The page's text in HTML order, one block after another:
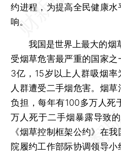
约进程，为提高全民健康
响。
我国是世界上最大的烟
受烟草危害最严重的国家
3亿，15岁以上人群吸烟率
人群遭受二手烟危害。烟
负担，每年有100多万人死
万人死于二手烟暴露导致
《烟草控制框架公约》在
院履约工作部际协调领导